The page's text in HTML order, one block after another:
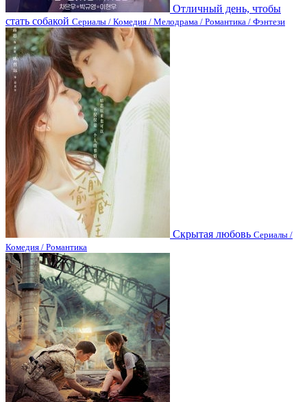
Отличный день, чтобы
стать собакой Сериалы / Комедия / Мелодрама / Романтика / Фэнтези
Скрытая любовь Сериалы /
Комедия / Романтика